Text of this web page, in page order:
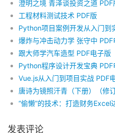
澄明之境 青泽谈投资之道 PDF
工程材料测试技术 PDF版
Python项目案例开发从入门到
爆炸与冲击动力学 张守中 PDF
跟大师学汽车造型 PDF电子版
Python程序设计开发宝典 PDF
Vue.js从入门到项目实战 PDF
唐诗为镜照汗青（下册）（修
“偷懒”的技术：打造财务Excel
发表评论